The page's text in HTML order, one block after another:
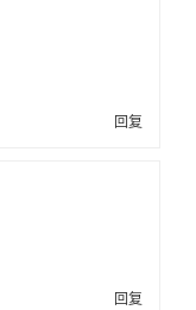
回复
回复